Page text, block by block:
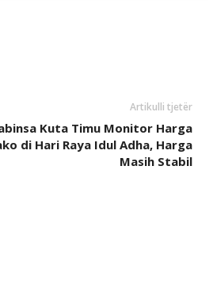
Artikulli tjetër
Kuta Timu Monitor Harga
di Hari Raya Idul Adha, Harga
Masih Stabil